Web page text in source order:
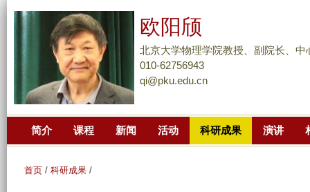
到
主
欧阳颀
北京大学物理学院教授、副院长、中
010-62756943
qi@pku.edu.cn
简介 课程 新闻 活动 科研成果 演讲
首页 / 科研成果 /